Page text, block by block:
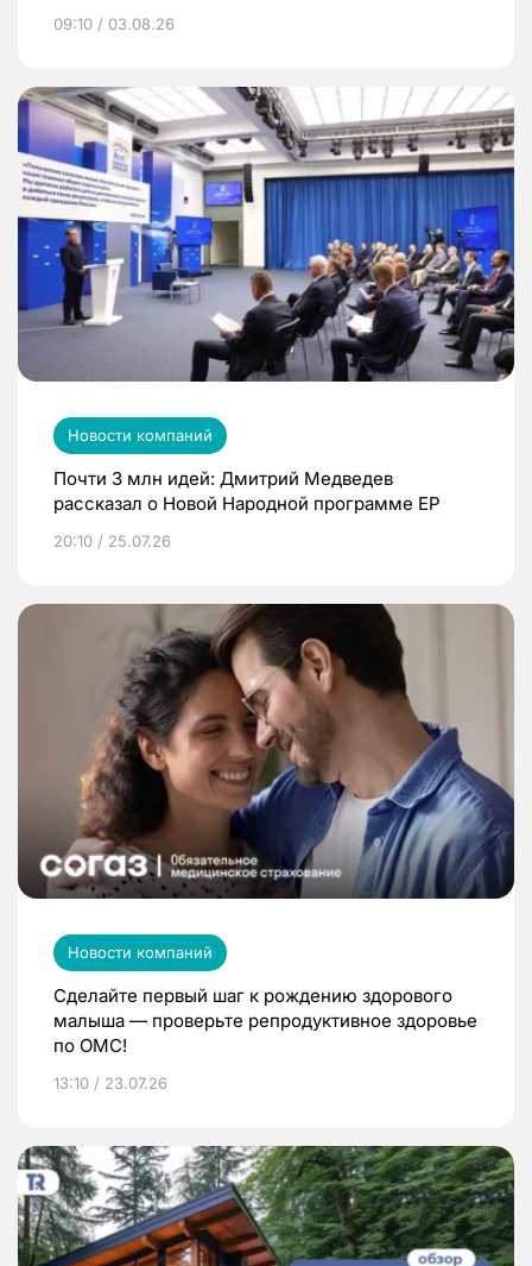
09:10 / 03.08.26
Новости компаний
Почти 3 млн идей: Дмитрий Медведев
рассказал о Новой Народной программе ЕР
20:10 / 25.07.26
Новости компаний
Сделайте первый шаг к рождению здорового
малыша — проверьте репродуктивное здоровье
по ОМС!
13:10 / 23.07.26